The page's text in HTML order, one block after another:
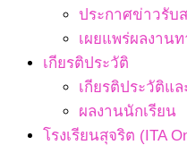
ประกาศข่าวรับ
เผยแพร่ผลงาน
เกียรติประวัติ
เกียรติประวัติแ
ผลงานนักเรียน
โรงเรียนสุจริต (ITA